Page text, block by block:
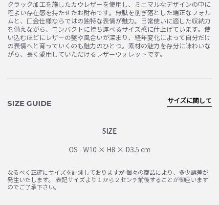
クラック加工を施したカウレザーを使用し、ミニマルなデザインの中に
程よい存在感を持たせたお財布です。無駄を削ぎ落とした端正なフォル
ムと、口金仕様ならではの独特な表情が魅力。日常使いに適した収納力
を備えながら、コンパクトに持ち運べるサイズ感に仕上げています。使
い込むほどにレザーの艶や風合いが深まり、経年変化によって自分だけ
の表情へと育っていくのも魅力のひとつ。素材の魅力を存分に味わいな
がら、長く愛用していただけるレザーウォレットです。
SIZE GUIDE
SIZE
OS - W10 × H8 × D3.5 cm
サイズに関して
なるべく正確にサイズを計測しておりますが 個々の商品により、多少誤差が
発生いたします。 表記サイズより１から２センチ前後することが御座います
のでご了承下さい。